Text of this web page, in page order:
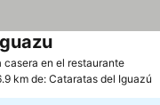
casera en el restaurante
km de: Cataratas del Iguazú